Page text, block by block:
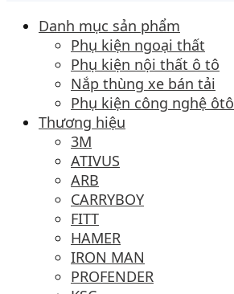
Danh mục sản phẩm
Phụ kiện ngoại thất
Phụ kiện nội thất ô tô
Nắp thùng xe bán tải
Phụ kiện công nghệ ôtô
Thương hiệu
3M
ATIVUS
ARB
CARRYBOY
FITT
HAMER
IRON MAN
PROFENDER